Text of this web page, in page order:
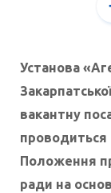
Установа
вакантну
проводиться
Положення
ради на